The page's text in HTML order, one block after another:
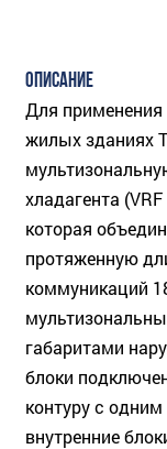
ОПИСАНИЕ
Для применения
жилых зданиях
хладагента
которая
протяженную
коммуникаций
габаритами
блоки
контуру с
внутренние